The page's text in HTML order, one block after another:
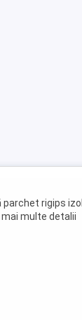
rigips
multe detalii